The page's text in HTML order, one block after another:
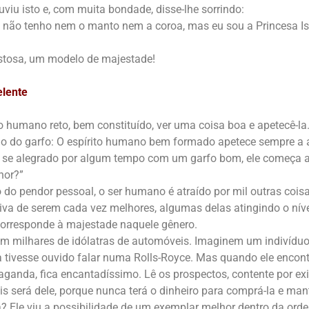
isto e, com muita bondade, disse-lhe sorrindo:
tenho nem o manto nem a coroa, mas eu sou a Princesa
um modelo de majestade!
humano reto, bem constituído, ver uma coisa boa e apetecê-
do garfo: O espírito humano bem formado apetece sempre a
alegrado por algum tempo com um garfo bom, ele começa
do pendor pessoal, o ser humano é atraído por mil outras
de serem cada vez melhores, algumas delas atingindo o
à majestade naquele gênero.
milhares de idólatras de automóveis. Imaginem um
tivesse ouvido falar numa Rolls-Royce. Mas quando ele
fica encantadíssimo. Lê os prospectos, contente por
será dele, porque nunca terá o dinheiro para comprá-la e